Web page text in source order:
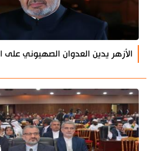
الأزهر يدين العدوان الصهيوني على